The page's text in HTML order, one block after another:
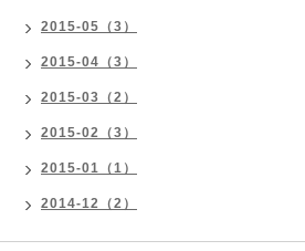
2015-05（3）
2015-04（3）
2015-03（2）
2015-02（3）
2015-01（1）
2014-12（2）